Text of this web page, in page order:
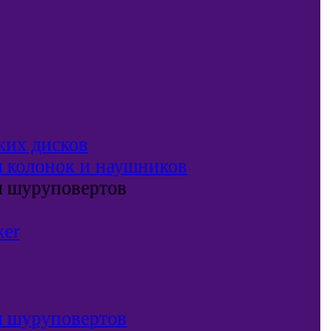
дисков
колонок и наушников
шуруповертов
шуруповертов